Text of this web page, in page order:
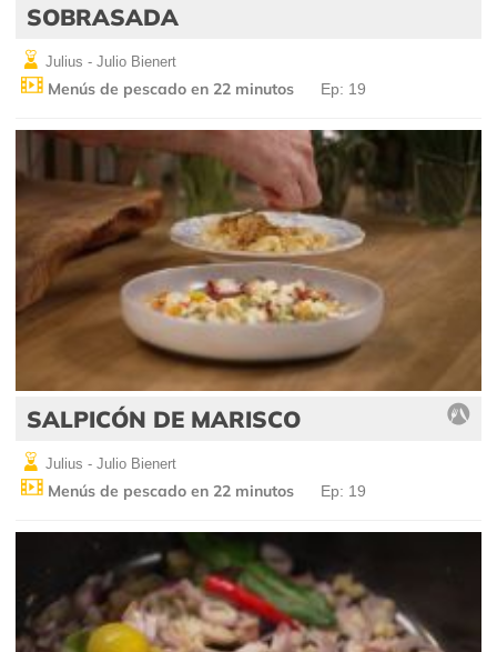
SOBRASADA
Julius - Julio Bienert
Menús de pescado en 22 minutos Ep: 19
SALPICÓN DE MARISCO
Julius - Julio Bienert
Menús de pescado en 22 minutos Ep: 19